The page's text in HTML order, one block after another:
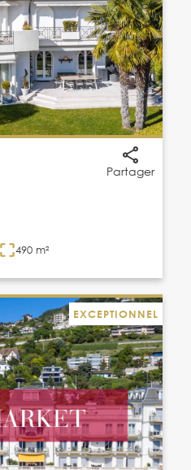
Partager
490 m²
EXCEPTIONNEL